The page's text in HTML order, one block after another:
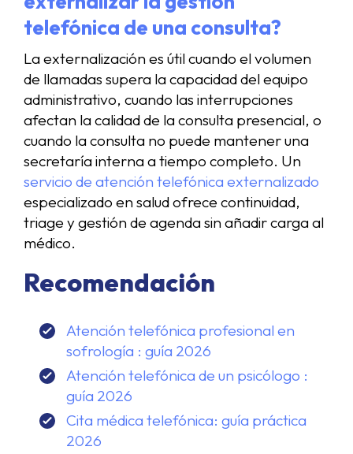
telefónica de una consulta?
La externalización es útil cuando el volumen
de llamadas supera la capacidad del equipo
administrativo, cuando las interrupciones
afectan la calidad de la consulta presencial, o
cuando la consulta no puede mantener una
secretaría interna a tiempo completo. Un
servicio de atención telefónica externalizado
especializado en salud ofrece continuidad,
triage y gestión de agenda sin añadir carga al
médico.
Recomendación
Atención telefónica profesional en
sofrología : guía 2026
Atención telefónica de un psicólogo :
guía 2026
Cita médica telefónica: guía práctica
2026